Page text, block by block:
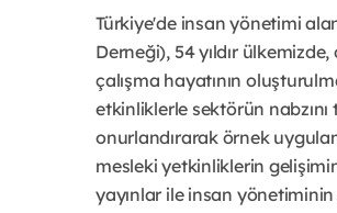
Türkiye'de insan yönetimi
Derneği), 54 yıldır
çalışma hayatının
etkinliklerle sektörün
onurlandırarak örnek
mesleki yetkinliklerin
yayınlar ile insan